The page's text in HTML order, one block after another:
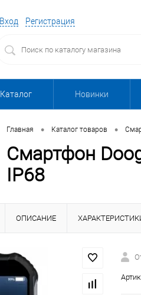
Вход Регистрация
Каталог Новинки
Главная • Каталог товаров •
Смартфон
IP68
ОПИСАНИЕ